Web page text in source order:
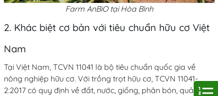
Farm AnBiO tại Hòa Bình
2. Khác biệt cơ bản với tiêu chuẩn hữu cơ Việt
Nam
Tại Việt Nam, TCVN 11041 là bộ tiêu chuẩn quốc gia về
nông nghiệp hữu cơ. Với trồng trọt hữu cơ, TCVN 11041-
2:2017 có quy định về đất, nước, giống, phân bón, quản lý